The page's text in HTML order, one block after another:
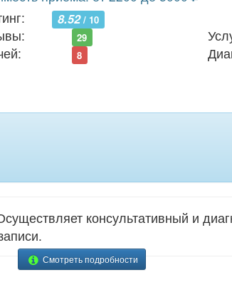
яичников
8.52/ 10
29
8
консультативный и
Смотреть подробности